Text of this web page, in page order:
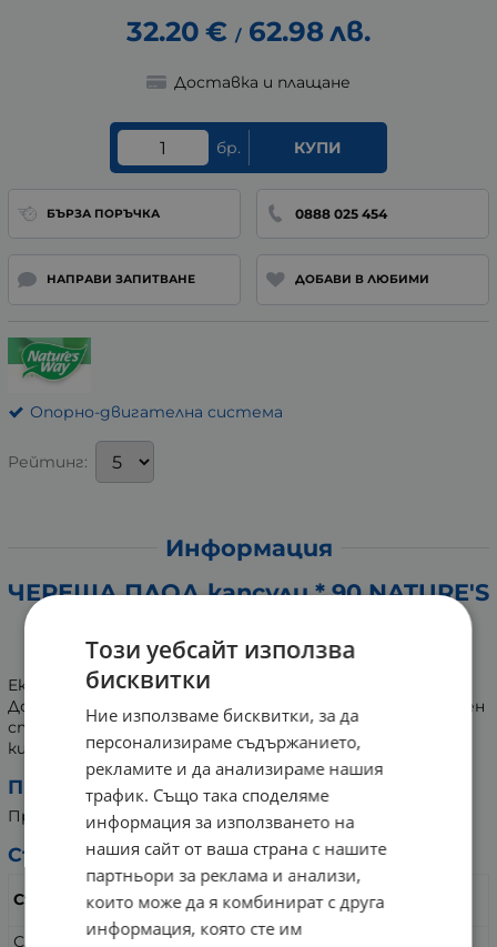
32.20 € / 62.98лв.
Доставка и плащане
бр. КУПИ
БЪРЗА ПОРЪЧКА 0888 025 454
НАПРАВИ ЗАПИТВАНЕ ДОБАВИ В ЛЮБИМИ
Опорно-двигателна система
Рейтинг:
Информация
ЧЕРЕША ПЛОД капсули * 90 NATURE'S
Хранителна добавка
Екстрактът от череша е богат на биофлавоноиди.
Допринася за защитата на клетките от оксидативен
стрес, за нормалната концентрация на пикочната
киселина и за нормалното състояние на ставите.
Препоръчителна дневна доза:
Приемайте по 2 капсули, 3 пъти дневно.
Състав:
Съдържание:
капсули:
В 6 капсули (дневна
доза):
Сладка череша
Този уебсайт използва
бисквитки
Ние използваме бисквитки, за да
персонализираме съдържанието,
рекламите и да анализираме нашия
трафик. Също така споделяме
информация за използването на
нашия сайт от ваша страна с нашите
партньори за реклама и анализи,
които може да я комбинират с друга
информация, която сте им